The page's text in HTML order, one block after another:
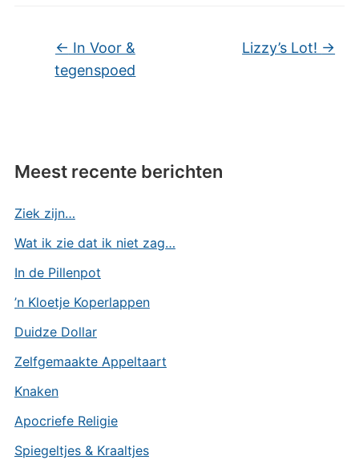
← In Voor &
tegenspoed
Lizzy’s Lot! →
Meest recente berichten
Ziek zijn…
Wat ik zie dat ik niet zag…
In de Pillenpot
’n Kloetje Koperlappen
Duidze Dollar
Zelfgemaakte Appeltaart
Knaken
Apocriefe Religie
Spiegeltjes & Kraaltjes